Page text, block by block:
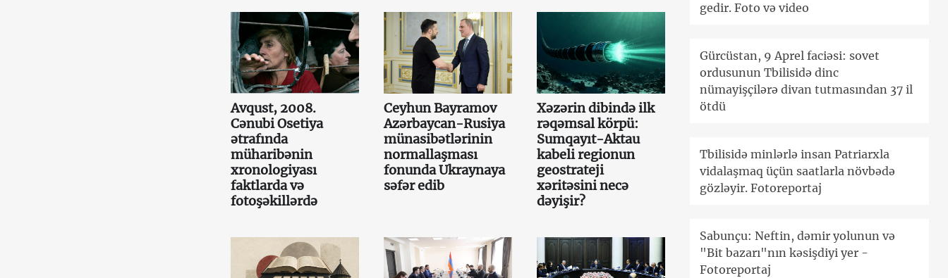
Avqust, 2008.
Cənubi Osetiya
ətrafında
müharibənin
xronologiyası
faktlarda və
fotoşəkillərdə
Ceyhun Bayramov
Azərbaycan-Rusiya
münasibətlərinin
normallaşması
fonunda Ukraynaya
səfər edib
Xəzərin dibində ilk
rəqəmsal körpü:
Sumqayıt-Aktau
kabeli regionun
geostrateji
xəritəsini necə
dəyişir?
gedir. Foto və video
Gürcüstan, 9 Aprel faciəsi: sovet
ordusunun Tbilisidə dinc
nümayişçilərə divan tutmasından 37 il
ötdü
Tbilisidə minlərlə insan Patriarxla
vidalaşmaq üçün saatlarla növbədə
gözləyir. Fotoreportaj
Sabunçu: Neftin, dəmir yolunun və
"Bit bazarı"nın kəsişdiyi yer -
Fotoreportaj